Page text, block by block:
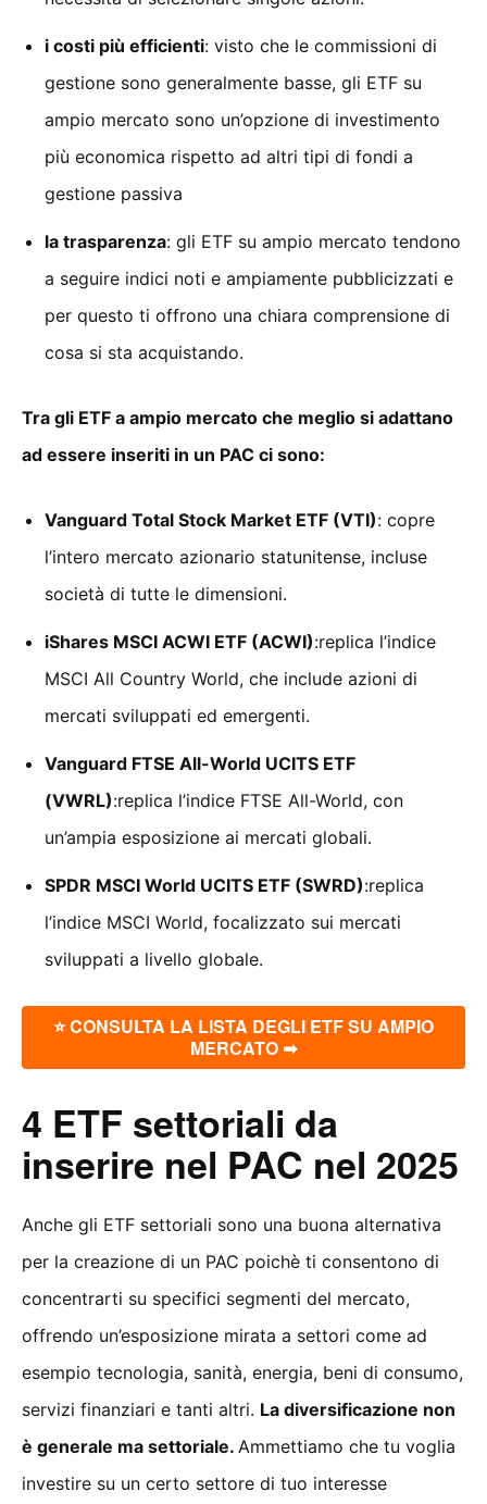
i costi più efficienti: visto che le commissioni di
gestione sono generalmente basse, gli ETF su
ampio mercato sono un’opzione di investimento
più economica rispetto ad altri tipi di fondi a
gestione passiva
la trasparenza: gli ETF su ampio mercato tendono
a seguire indici noti e ampiamente pubblicizzati e
per questo ti offrono una chiara comprensione di
cosa si sta acquistando.
Tra gli ETF a ampio mercato che meglio si adattano
ad essere inseriti in un PAC ci sono:
Vanguard Total Stock Market ETF (VTI): copre
l’intero mercato azionario statunitense, incluse
società di tutte le dimensioni.
iShares MSCI ACWI ETF (ACWI):replica l’indice
MSCI All Country World, che include azioni di
mercati sviluppati ed emergenti.
Vanguard FTSE All-World UCITS ETF
(VWRL):replica l’indice FTSE All-World, con
un’ampia esposizione ai mercati globali.
SPDR MSCI World UCITS ETF (SWRD):replica
l’indice MSCI World, focalizzato sui mercati
sviluppati a livello globale.
⭐ CONSULTA LA LISTA DEGLI ETF SU AMPIO
MERCATO ➡
4 ETF settoriali da
inserire nel PAC nel 2025
Anche gli ETF settoriali sono una buona alternativa
per la creazione di un PAC poichè ti consentono di
concentrarti su specifici segmenti del mercato,
offrendo un’esposizione mirata a settori come ad
esempio tecnologia, sanità, energia, beni di consumo,
servizi finanziari e tanti altri. La diversificazione non
è generale ma settoriale. Ammettiamo che tu voglia
investire su un certo settore di tuo interesse